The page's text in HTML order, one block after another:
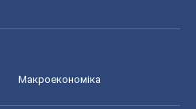
Макроекономіка